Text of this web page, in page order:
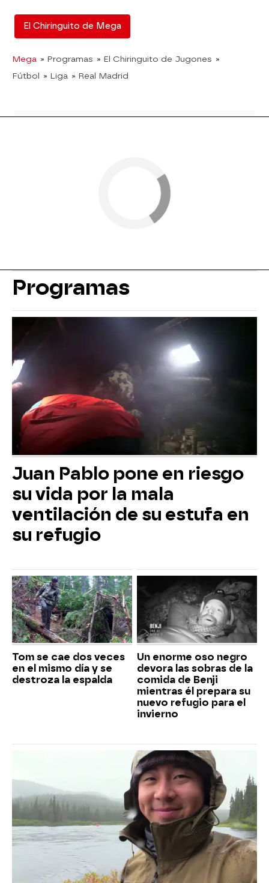
El Chiringuito de Mega
Mega » Programas » El Chiringuito de Jugones »
Fútbol » Liga » Real Madrid
Programas
Juan Pablo pone en riesgo
su vida por la mala
ventilación de su estufa en
su refugio
Tom se cae dos veces
en el mismo día y se
destroza la espalda
Un enorme oso negro
devora las sobras de la
comida de Benji
mientras él prepara su
nuevo refugio para el
invierno